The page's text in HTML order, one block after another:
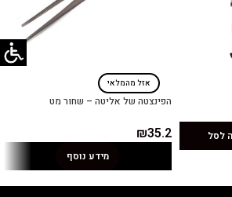
לסל
אזל מהמלאי
הפינצטה של אליטה – שחור מט
₪35.2
מידע נוסף